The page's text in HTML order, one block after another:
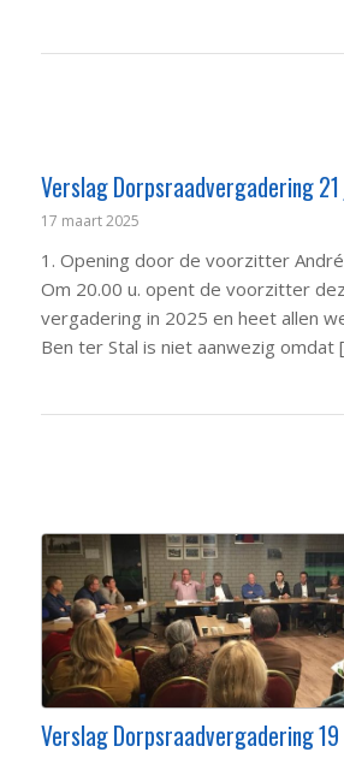
Verslag Dorpsraadvergadering
17 maart 2025
1. Opening door de voorzitter
Om 20.00 u. opent de voorzitter
vergadering in 2025 en heet allen
Ben ter Stal is niet aanwezig omdat
Verslag Dorpsraadvergadering